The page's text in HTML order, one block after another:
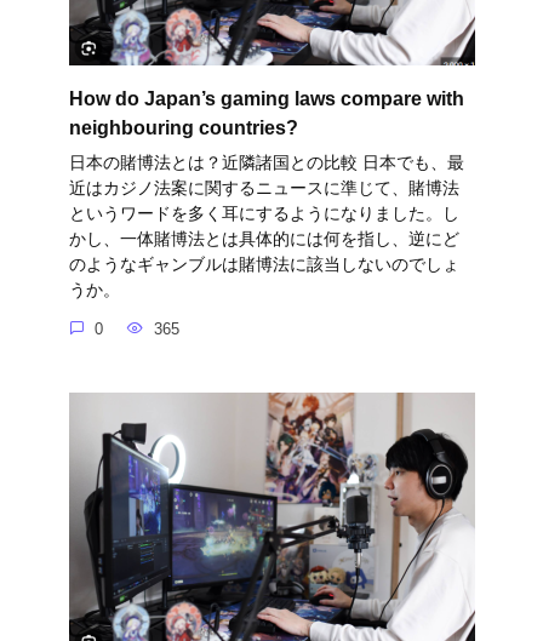
How do Japan’s gaming laws compare with
neighbouring countries?
日本の賭博法とは？近隣諸国との比較 日本でも、最
近はカジノ法案に関するニュースに準じて、賭博法
というワードを多く耳にするようになりました。し
かし、一体賭博法とは具体的には何を指し、逆にど
のようなギャンブルは賭博法に該当しないのでしょ
うか。
0 365